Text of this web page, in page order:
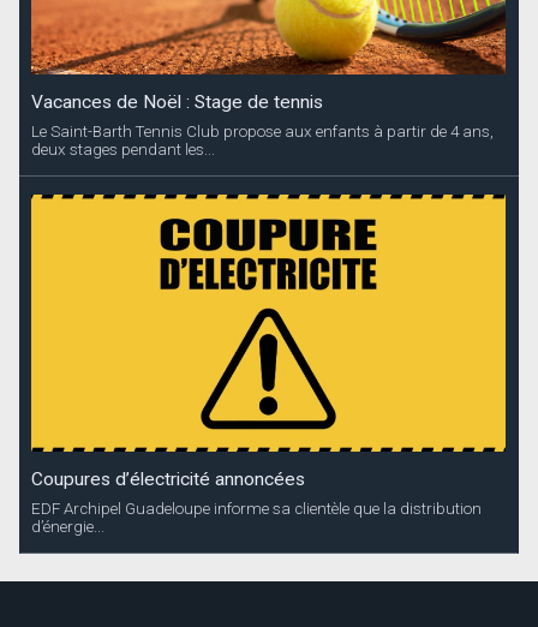
Vacances de Noël : Stage de tennis
Le Saint-Barth Tennis Club propose aux enfants à partir de 4 ans,
deux stages pendant les...
Coupures d’électricité annoncées
EDF Archipel Guadeloupe informe sa clientèle que la distribution
d’énergie...